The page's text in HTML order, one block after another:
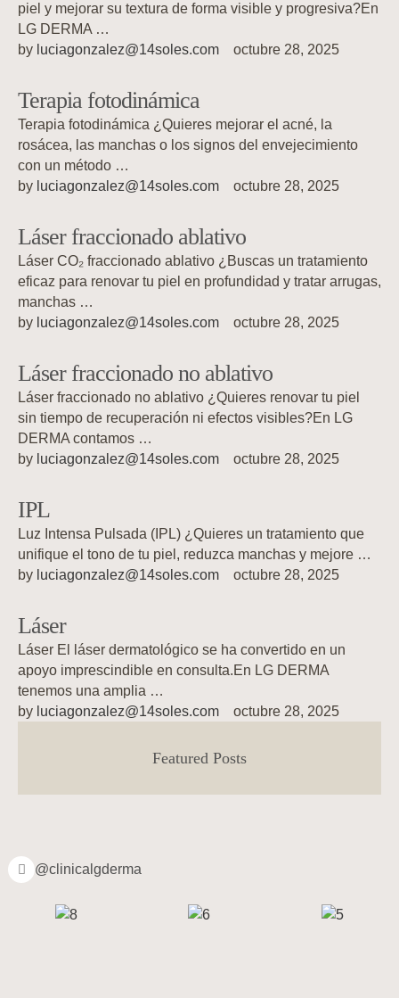
piel y mejorar su textura de forma visible y progresiva?En
LG DERMA …
by luciagonzalez@14soles.com octubre 28, 2025
Terapia fotodinámica
Terapia fotodinámica ¿Quieres mejorar el acné, la
rosácea, las manchas o los signos del envejecimiento
con un método …
by luciagonzalez@14soles.com octubre 28, 2025
Láser fraccionado ablativo
Láser CO₂ fraccionado ablativo ¿Buscas un tratamiento
eficaz para renovar tu piel en profundidad y tratar arrugas,
manchas …
by luciagonzalez@14soles.com octubre 28, 2025
Láser fraccionado no ablativo
Láser fraccionado no ablativo ¿Quieres renovar tu piel
sin tiempo de recuperación ni efectos visibles?En LG
DERMA contamos …
by luciagonzalez@14soles.com octubre 28, 2025
IPL
Luz Intensa Pulsada (IPL) ¿Quieres un tratamiento que
unifique el tono de tu piel, reduzca manchas y mejore …
by luciagonzalez@14soles.com octubre 28, 2025
Láser
Láser El láser dermatológico se ha convertido en un
apoyo imprescindible en consulta.En LG DERMA
tenemos una amplia …
by luciagonzalez@14soles.com octubre 28, 2025
Featured Posts
@clinicalgderma